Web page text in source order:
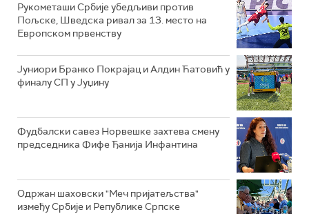
Рукометаши Србије убедљиви против
Пољске, Шведска ривал за 13. место на
Европском првенству
Јуниори Бранко Покрајац и Алдин Ћатовић у
финалу СП у Јуџину
Фудбалски савез Норвешке захтева смену
председника Фифе Ђанија Инфантина
Одржан шаховски "Меч пријатељства"
између Србије и Републике Српске